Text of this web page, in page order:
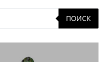
ПОИСК